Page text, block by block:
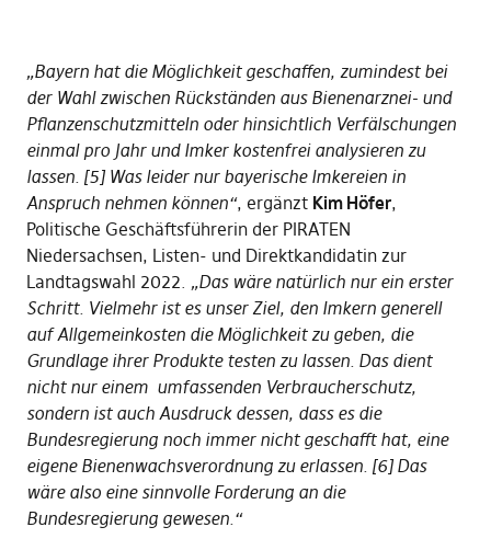
„Bayern hat die Möglichkeit geschaffen, zumindest bei
der Wahl zwischen Rückständen aus Bienenarznei- und
Pflanzenschutzmitteln oder hinsichtlich Verfälschungen
einmal pro Jahr und Imker kostenfrei analysieren zu
lassen. [5] Was leider nur bayerische Imkereien in
Anspruch nehmen können“, ergänzt Kim Höfer,
Politische Geschäftsführerin der PIRATEN
Niedersachsen, Listen- und Direktkandidatin zur
Landtagswahl 2022. „Das wäre natürlich nur ein erster
Schritt. Vielmehr ist es unser Ziel, den Imkern generell
auf Allgemeinkosten die Möglichkeit zu geben, die
Grundlage ihrer Produkte testen zu lassen. Das dient
nicht nur einem umfassenden Verbraucherschutz,
sondern ist auch Ausdruck dessen, dass es die
Bundesregierung noch immer nicht geschafft hat, eine
eigene Bienenwachsverordnung zu erlassen. [6] Das
wäre also eine sinnvolle Forderung an die
Bundesregierung gewesen.“